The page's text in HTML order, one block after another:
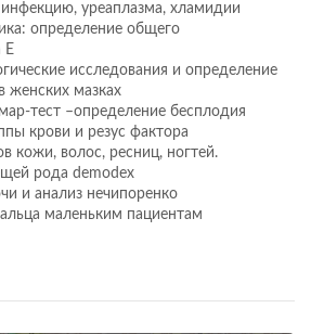
уреаплазма, хламидии
определение общего
Е
исследования и определение
женских мазках
тест –определение бесплодия
крови и резус фактора
кожи, волос, ресниц, ногтей.
рода demodex
и анализ нечипоренко
маленьким пациентам